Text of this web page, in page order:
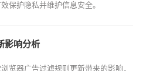
保护隐私并维护信息安全。
影响分析
览器广告过滤规则更新带来的影响，